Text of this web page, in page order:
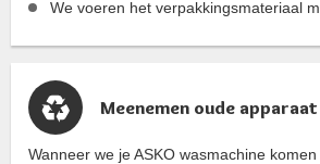
We voeren het verpakkingsmateriaal
Meenemen oude apparaat
Wanneer we je ASKO wasmachine